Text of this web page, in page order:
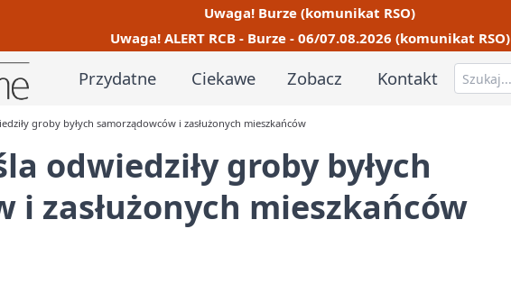
Uwaga! Burze (komunikat RSO)
Uwaga! ALERT RCB - Burze - 06/07.08.2026 (komunikat RSO)
Przydatne Ciekawe Zobacz Kontakt
groby byłych samorządowców i zasłużonych mieszkańców
odwiedziły groby byłych
i zasłużonych mieszkańców